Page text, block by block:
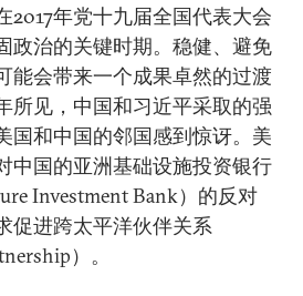
2017年党十九届全国代表大会
政治的关键时期。稳健、避免
能会带来一个成果卓然的过渡
所见，中国和习近平采取的强
国和中国的邻国感到惊讶。美
中国的亚洲基础设施投资银行
Investment Bank）的反对
促进跨太平洋伙伴关系
）。